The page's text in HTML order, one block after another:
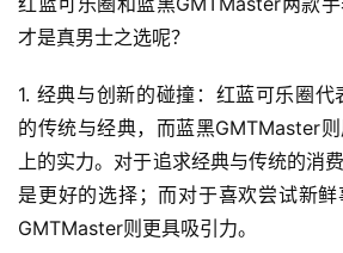
才是真男士之选呢？
1. 经典与创新的碰撞：红蓝可乐圈代
的传统与经典，而蓝黑GMTMaster
上的实力。对于追求经典与传统的消
是更好的选择；而对于喜欢尝试新
GMTMaster则更具吸引力。